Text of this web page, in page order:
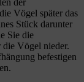
der
Vögel später das
Stück darunter
Sie die
die Vögel nieder.
befestigen